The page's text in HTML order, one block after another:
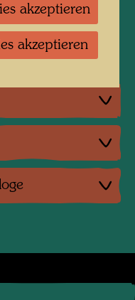
an seine
akzeptieren
akzeptieren